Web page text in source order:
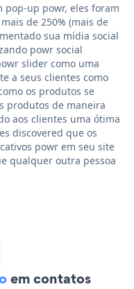
pop-up powr, eles foram
de 250% (mais de
sua mídia social
powr social
slider como uma
a seus clientes como
os produtos se
produtos de maneira
aos clientes uma ótima
discovered que os
powr em seu site
qualquer outra pessoa
em contatos